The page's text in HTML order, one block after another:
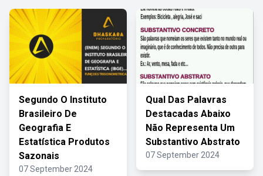
Segundo O Instituto
Brasileiro De
Geografia E
Estatística Produtos
Sazonais
07 September 2024
Qual Das Palavras
Destacadas Abaixo
Não Representa Um
Substantivo Abstrato
07 September 2024